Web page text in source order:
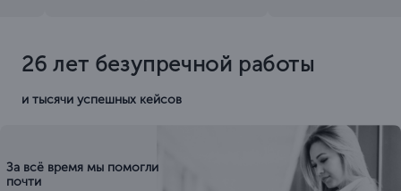
26 лет безупречной работы
и тысячи успешных кейсов
За всё время мы помогли
почти